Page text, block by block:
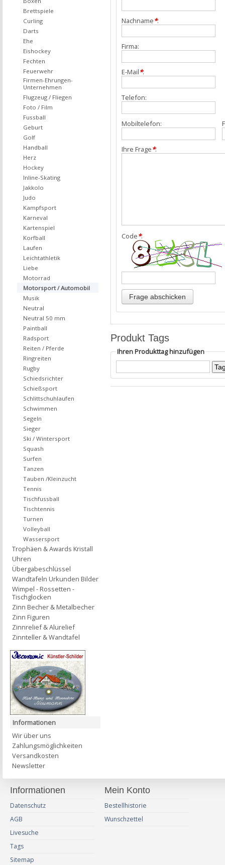
Nachname*:
Firma:
E-Mail*:
Telefon:
Mobiltelefon:
Ihre Frage*:
Code*:
Produkt Tags
Ihren Produkttag hinzufügen
Brettspiele
Curling
Darts
Ehe
Eishockey
Fechten
Feuerwehr
Firmen-Ehrungen-
Unternehmen
Flugzeug / Fliegen
Foto / Film
Fussball
Geburt
Golf
Handball
Herz
Hockey
Inline-Skating
Jakkolo
Judo
Kampfsport
Karneval
Kartenspiel
Korfball
Laufen
Leichtathletik
Liebe
Motorrad
Motorsport / Automobil
Musik
Neutral
Neutral 50 mm
Paintball
Radsport
Reiten / Pferde
Ringreiten
Rugby
Schiedsrichter
Schießsport
Schlittschuhlaufen
Schwimmen
Segeln
Sieger
Ski / Wintersport
Squash
Surfen
Tanzen
Tauben /Kleinzucht
Tennis
Tischfussball
Tischtennis
Turnen
Volleyball
Wassersport
Trophäen & Awards Kristall
Uhren
Übergabeschlüssel
Wandtafeln Urkunden Bilder
Wimpel - Rossetten -
Tischglocken
Zinn Becher & Metalbecher
Zinn Figuren
Zinnrelief & Alurelief
Zinnteller & Wandtafel
Informationen
Wir über uns
Zahlungsmöglichkeiten
Versandkosten
Newsletter
Informationen
Datenschutz
AGB
Livesuche
Tags
Sitemap
Mein Konto
Bestellhistorie
Wunschzettel